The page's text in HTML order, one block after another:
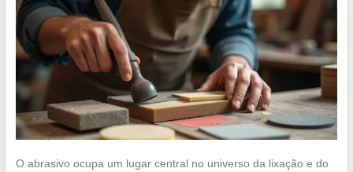
O abrasivo ocupa um lugar central no universo da lixação e do